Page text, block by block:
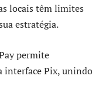
locais têm limites
estratégia.
permite
interface Pix, unindo